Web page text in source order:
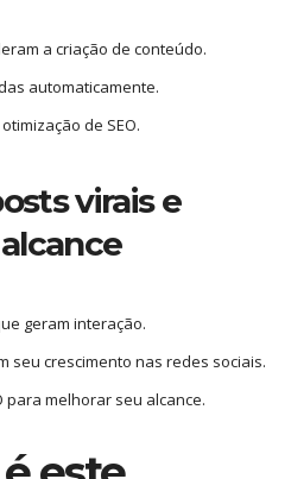
a criação de conteúdo.
automaticamente.
de SEO.
virais e
geram interação.
seu crescimento nas redes sociais.
para melhorar seu alcance.